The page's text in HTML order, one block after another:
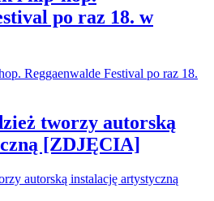
po raz 18. w
tworzy autorską
[ZDJĘCIA]